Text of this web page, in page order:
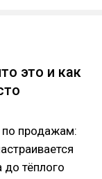
это и как
продажам:
тёплого